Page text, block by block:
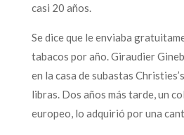
casi 20 años.
Se dice que le enviaba
tabacos por año. Giraudier
en la casa de subastas
libras. Dos años más tarde, un
europeo, lo adquirió por una